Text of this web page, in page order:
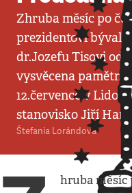
Zhruba měsíc po
prezidentovi
dr.Jozefu Tisovi
vysvěcena pamětní
12.července v
stanovisko Jiří
Štefania Lorándová
hruba měsíc